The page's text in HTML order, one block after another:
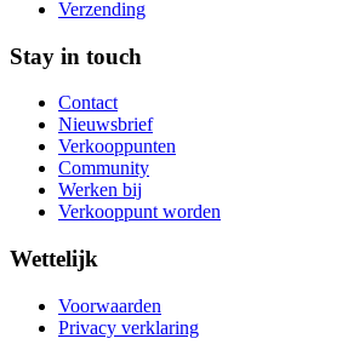
Verzending
Stay in touch
Contact
Nieuwsbrief
Verkooppunten
Community
Werken bij
Verkooppunt worden
Wettelijk
Voorwaarden
Privacy verklaring